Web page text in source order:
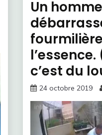
Un
c’est du
24 octobre 2019